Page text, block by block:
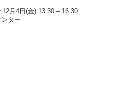
月4日(金) 13:30 – 16:30
ター